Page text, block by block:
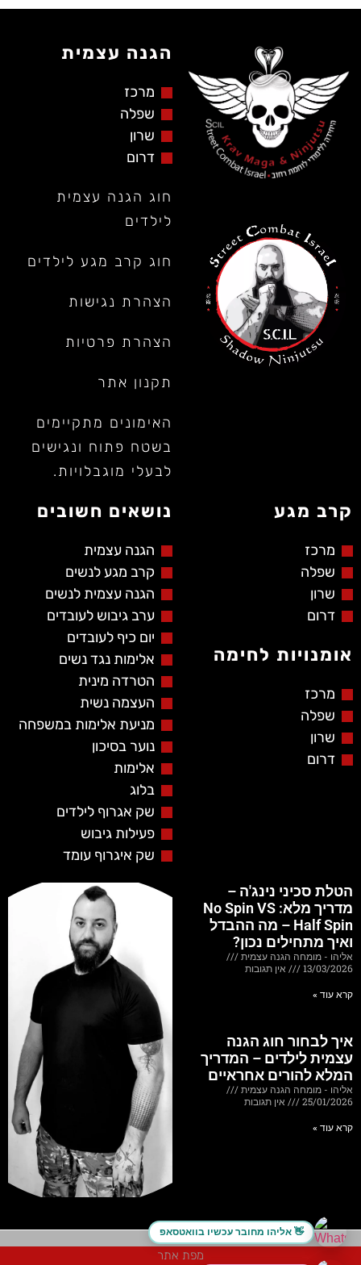
הגנה עצמית
מרכז
שפלה
שרון
דרום
חוג הגנה עצמית
לילדים
חוג קרב מגע לילדים
הצהרת נגישות
הצהרת פרטיות
תקנון אתר
האימונים מתקיימים
בשטח פתוח ונגישים
לבעלי מוגבלויות.
קרב מגע
מרכז
שפלה
שרון
דרום
אומנויות לחימה
מרכז
שפלה
שרון
דרום
נושאים חשובים
הגנה עצמית
קרב מגע לנשים
הגנה עצמית לנשים
ערב גיבוש לעובדים
יום כיף לעובדים
אלימות נגד נשים
הטרדה מינית
העצמה נשית
מניעת אלימות במשפחה
נוער בסיכון
אלימות
בלוג
שק אגרוף לילדים
פעילות גיבוש
שק איגרוף עומד
הטלת סכיני נינג'ה –
מדריך מלא: No Spin VS
Half Spin – מה ההבדל
ואיך מתחילים נכון?
אליהו - מומחה הגנה עצמית
13/03/2026
אין תגובות
קרא עוד »
איך לבחור חוג הגנה
עצמית לילדים – המדריך
המלא להורים אחראיים
אליהו - מומחה הגנה עצמית
25/01/2026
אין תגובות
קרא עוד »
מפת אתר
אליהו מחובר עכשיו בוואטסאפ 👋